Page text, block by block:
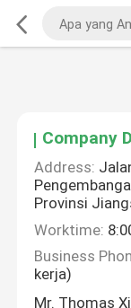
Company
Address:
Provinsi
Worktime:
Business
kerja)
Mr. Thomas